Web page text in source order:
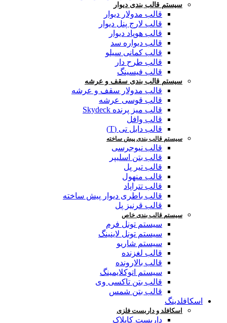
سیستم قالب بندی دیوار
قالب مدولار دیوار
قالب لارج پنل دیوار
قالب هوپاد دیوار
قالب دیواره سد
قالب کمانی سیلو
قالب طرح دار
قالب فیسینگ
سیستم قالب بندی سقف و عرشه
قالب مدولار سقف و عرشه
قالب قوسی عرشه
قالب میز پرنده Skydeck
قالب وافل
قالب دابل تی (T)
سیستم قالب بندی پیش ساخته
قالب نیوجرسی
قالب بتن اسلیپر
قالب تیر پل
قالب منهول
قالب تتراپاد
قالب باطری دیوار پیش ساخته
قالب قرنیز پل
سیستم قالب بندی خاص
سیستم تونل فرم
سیستم تونل لاینینگ
سیستم شاریو
قالب لغزنده
قالب بالارونده
سیستم اتوکلایمینگ
قالب بتن تاکسی وی
قالب بتن شمس
اسکافلدینگ
اسکافلد و داربست فلزی
داربست کاپلاک